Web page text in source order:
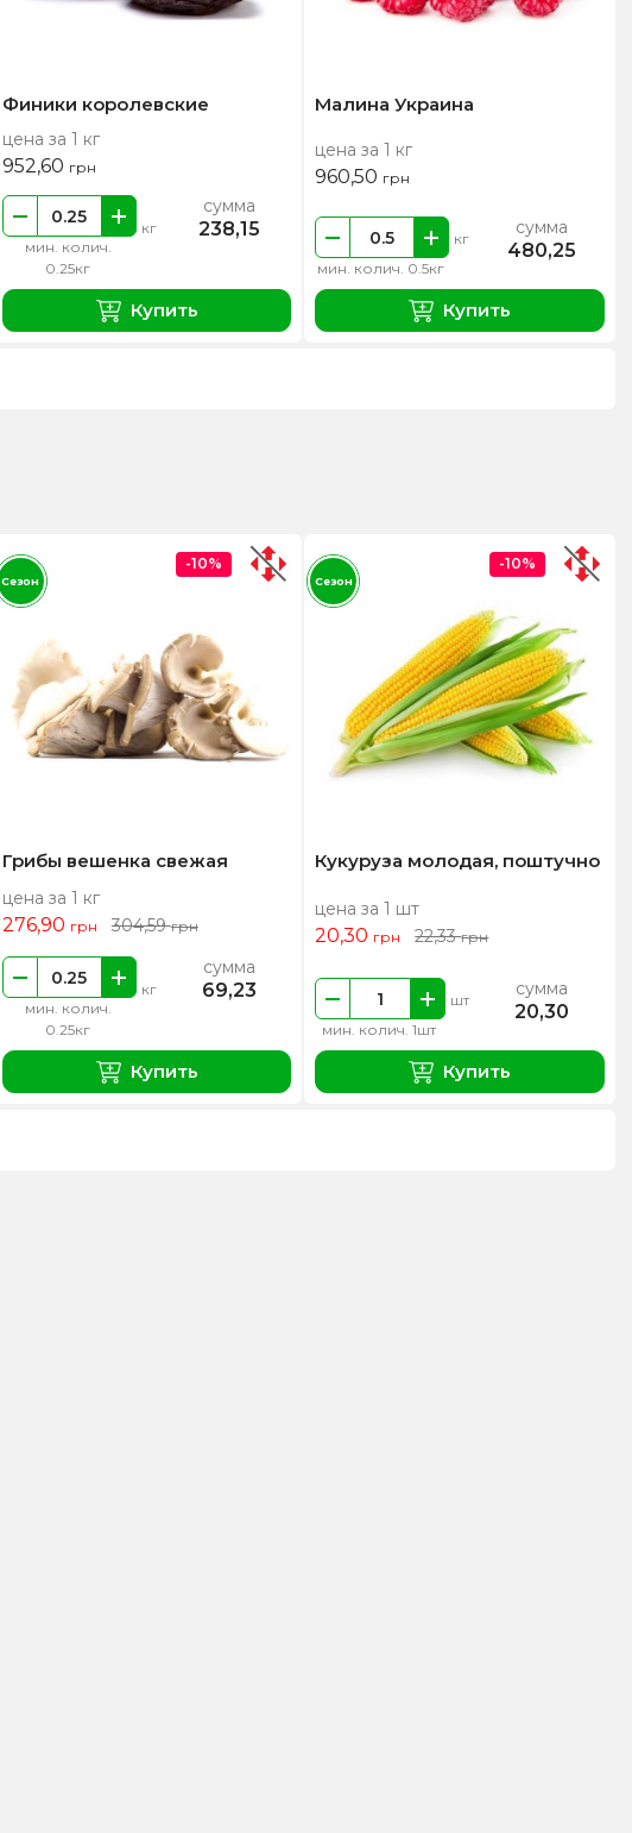
Финики королевские
цена за 1 кг
952,60 грн
мин. колич.
0.25кг
кг
сумма
238,15
Купить
Малина Украина
цена за 1 кг
960,50 грн
мин. колич. 0.5кг
кг сумма
480,25
Купить
Грибы вешенка свежая
цена за 1 кг
276,90 грн 304,59грн
мин. колич.
0.25кг
кг
сумма
69,23
Купить
-10%
Сезон
Кукуруза молодая, поштучно
цена за 1 шт
20,30 грн 22,33грн
мин. колич. 1шт
шт сумма
20,30
Купить
-10%
Сезон